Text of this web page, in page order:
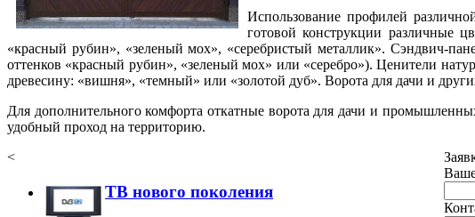
Использование профилей
готовой конструкции различные
«красный рубин», «зеленый мох», «серебристый металлик». Сэндвич-
оттенков «красный рубин», «зеленый мох» или «серебро»). Ценители
древесину: «вишня», «темный» или «золотой дуб». Ворота для дачи и
Для дополнительного комфорта откатные ворота для дачи и
удобный проход на территорию.
<
ТВ нового поколения